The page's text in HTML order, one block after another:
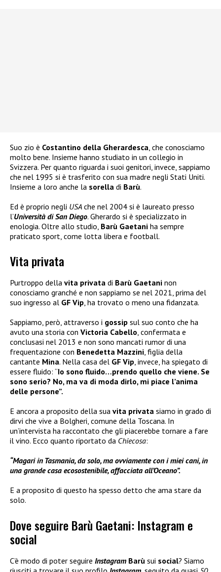
Suo zio è Costantino della Gherardesca, che conosciamo
molto bene. Insieme hanno studiato in un collegio in
Svizzera. Per quanto riguarda i suoi genitori, invece, sappiamo
che nel 1995 si è trasferito con sua madre negli Stati Uniti.
Insieme a loro anche la sorella di Barù.
Ed è proprio negli USA che nel 2004 si è laureato presso
l’Università di San Diego. Gherardo si è specializzato in
enologia. Oltre allo studio, Barù Gaetani ha sempre
praticato sport, come lotta libera e football.
Vita privata
Purtroppo della vita privata di Barù Gaetani non
conosciamo granché e non sappiamo se nel 2021, prima del
suo ingresso al GF Vip, ha trovato o meno una fidanzata.
Sappiamo, però, attraverso i gossip sul suo conto che ha
avuto una storia con Victoria Cabello, confermata e
conclusasi nel 2013 e non sono mancati rumor di una
frequentazione con Benedetta Mazzini, figlia della
cantante Mina. Nella casa del GF Vip, invece, ha spiegato di
essere fluido: “Io sono fluido…prendo quello che viene. Se
sono serio? No, ma va di moda dirlo, mi piace l’anima
delle persone”.
E ancora a proposito della sua vita privata siamo in grado di
dirvi che vive a Bolgheri, comune della Toscana. In
un’intervista ha raccontato che gli piacerebbe tornare a fare
il vino. Ecco quanto riportato da Chiecosa:
“Magari in Tasmania, da solo, ma ovviamente con i miei cani, in
una grande casa ecosostenibile, affacciata all’Oceano”.
E a proposito di questo ha spesso detto che ama stare da
solo.
Dove seguire Barù Gaetani: Instagram e
social
C’è modo di poter seguire Instagram Barù sui social? Siamo